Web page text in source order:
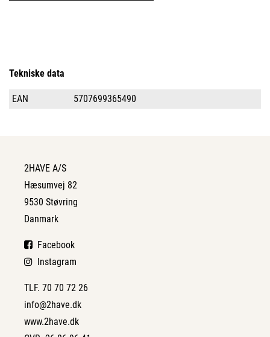
Tekniske data
EAN 5707699365490
2HAVE A/S
Hæsumvej 82
9530 Støvring
Danmark
Facebook
Instagram
TLF. 70 70 72 26
info@2have.dk
www.2have.dk